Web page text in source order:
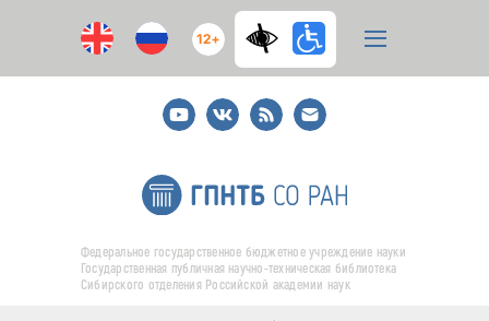
12+
YoutubeВКонтакте
RSS
E-
mail
подписка
Федеральное государственное бюджетное учреждение науки
Государственная публичная научно-техническая библиотека
Сибирского отделения Российской академии наук